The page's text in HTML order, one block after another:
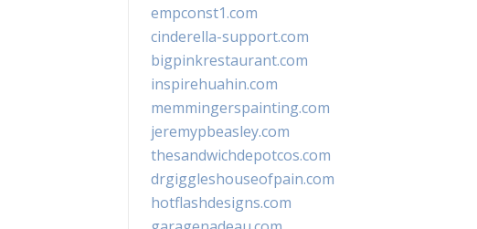
empconst1.com
cinderella-support.com
bigpinkrestaurant.com
inspirehuahin.com
memmingerspainting.com
jeremypbeasley.com
thesandwichdepotcos.com
drgiggleshouseofpain.com
hotflashdesigns.com